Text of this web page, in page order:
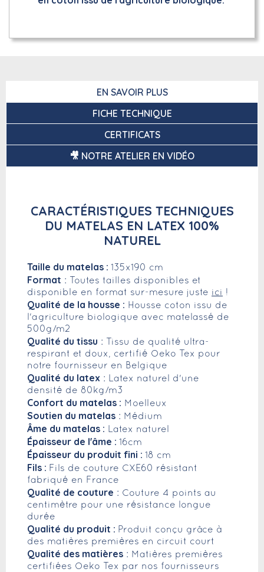
EN SAVOIR PLUS
FICHE TECHNIQUE
CERTIFICATS
🎥 NOTRE ATELIER EN VIDÉO
CARACTÉRISTIQUES TECHNIQUES
DU MATELAS EN LATEX 100%
NATUREL
Taille du matelas : 135x190 cm
Format : Toutes tailles disponibles et
disponible en format sur-mesure juste ici !
Qualité de la housse : Housse coton issu de
l'agriculture biologique avec matelassé de
500g/m2
Qualité du tissu : Tissu de qualité ultra-
respirant et doux, certifié Oeko Tex pour
notre fournisseur en Belgique
Qualité du latex : Latex naturel d'une
densité de 80kg/m3
Confort du matelas : Moelleux
Soutien du matelas : Médium
Âme du matelas : Latex naturel
Épaisseur de l'âme : 16cm
Épaisseur du produit fini : 18 cm
Fils : Fils de couture CXE60 résistant
fabriqué en France
Qualité de couture : Couture 4 points au
centimètre pour une résistance longue
durée
Qualité du produit : Produit conçu grâce à
des matières premières en circuit court
Qualité des matières : Matières premières
certifiées Oeko Tex par nos fournisseurs